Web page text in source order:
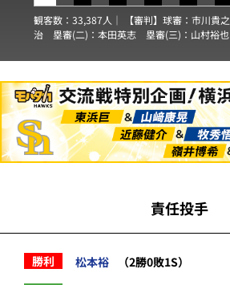
観客数：33,387人｜ 【審判】球審： 市川貴之
治 塁審(二)： 本田英志 塁審(三)： 山村裕也
責任投手
勝利 松本裕
（2勝0敗1S）